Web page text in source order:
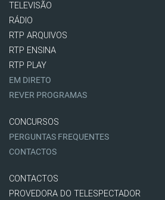
TELEVISÃO
RÁDIO
RTP ARQUIVOS
RTP ENSINA
RTP PLAY
EM DIRETO
REVER PROGRAMAS
CONCURSOS
PERGUNTAS FREQUENTES
CONTACTOS
CONTACTOS
PROVEDORA DO TELESPECTADOR